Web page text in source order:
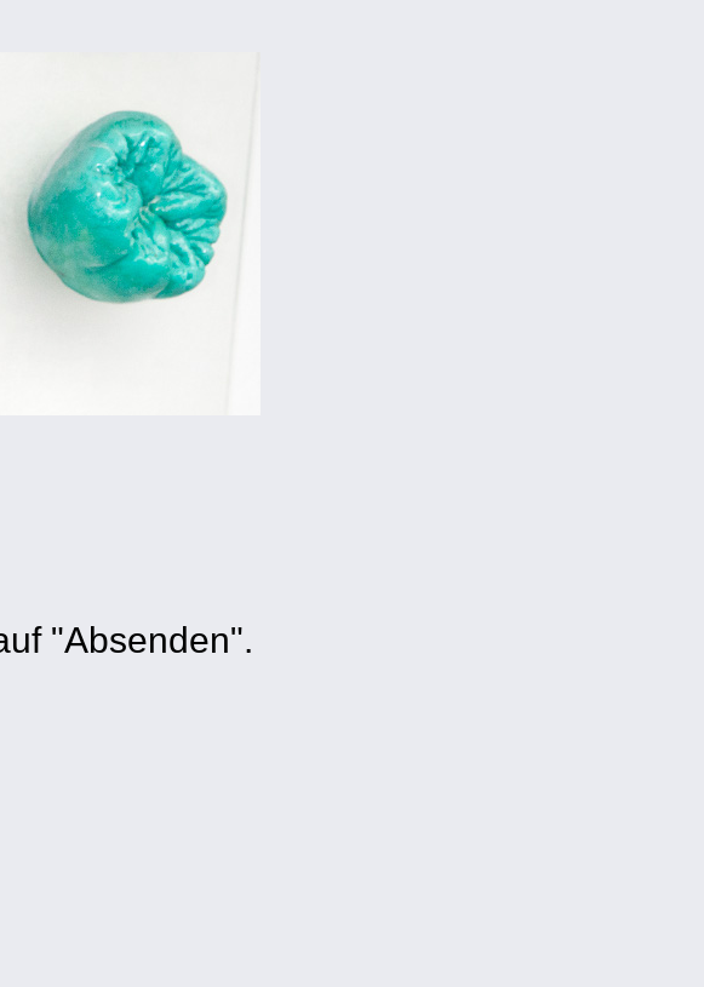
"Absenden".